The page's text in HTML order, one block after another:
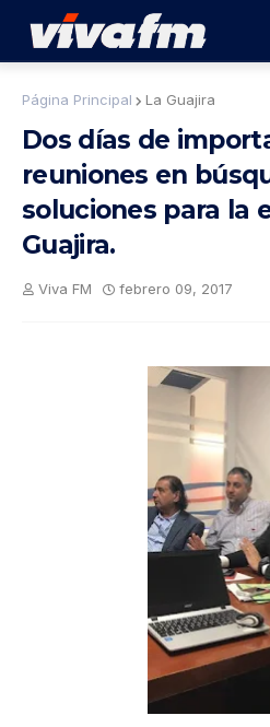
Página Principal La Guajira
Dos días de
reuniones en
soluciones para la
Guajira.
Viva FM febrero 09, 2017